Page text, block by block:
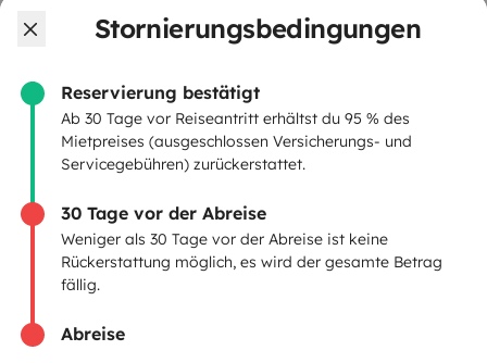
Stornierungsbedingungen
Reservierung bestätigt
Ab 30 Tage vor Reiseantritt erhältst du 95 % des
Mietpreises (ausgeschlossen Versicherungs- und
Servicegebühren) zurückerstattet.
30 Tage vor der Abreise
Weniger als 30 Tage vor der Abreise ist keine
Rückerstattung möglich, es wird der gesamte Betrag
fällig.
Abreise
Hilfe für Mieter
VERMIETER
Wohnmobil vermieten
Mietvertrag
Mietversicherung
Mietpannenhilfe
Hilfe für Vermieter